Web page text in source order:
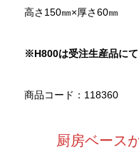
高さ150㎜×厚さ60㎜
※H800は受注生産品に
商品コード：118360
厨房ベース